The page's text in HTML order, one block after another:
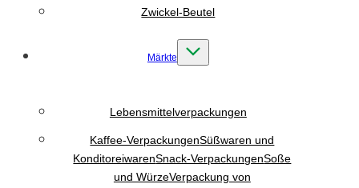
Zwickel-Beutel
Märkte
Lebensmittelverpackungen
Kaffee-VerpackungenSüßwaren und
KonditoreiwarenSnack-VerpackungenSoße
und WürzeVerpackung von